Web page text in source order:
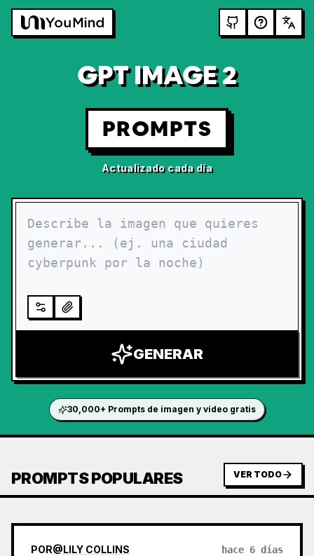
GPT IMAGE 2
PROMPTS
Actualizado cada día
GENERAR
30,000+ Prompts de imagen y video gratis
PROMPTS POPULARES VER TODO
POR@LILY COLLINS hace 6 días